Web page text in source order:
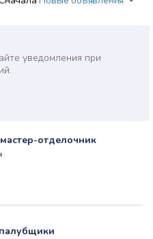
уведомления при
отделочник